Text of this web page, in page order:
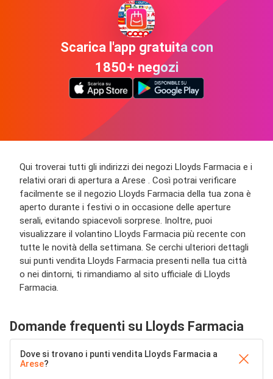
Scarica l'app gratuita con
1850+ negozi
Qui troverai tutti gli indirizzi dei negozi Lloyds Farmacia e i
relativi orari di apertura a Arese . Così potrai verificare
facilmente se il negozio Lloyds Farmacia della tua zona è
aperto durante i festivi o in occasione delle aperture
serali, evitando spiacevoli sorprese. Inoltre, puoi
visualizzare il volantino Lloyds Farmacia più recente con
tutte le novità della settimana. Se cerchi ulteriori dettagli
sui punti vendita Lloyds Farmacia presenti nella tua città
o nei dintorni, ti rimandiamo al sito ufficiale di Lloyds
Farmacia.
Domande frequenti su Lloyds Farmacia
Dove si trovano i punti vendita Lloyds Farmacia a
Arese?